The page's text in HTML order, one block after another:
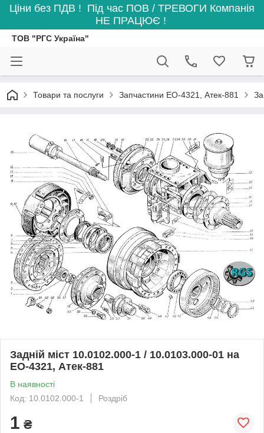
Ціни без ПДВ ! Під час ПОВ / ТРЕВОГИ Компанія
НЕ ПРАЦЮЄ !
ТОВ "РГС Україна"
Товари та послуги Запчастини ЕО-4321, Атек-881
Задній міст 10.0102.000-1 / 10.0103.000-01 на
ЕО-4321, Атек-881
В наявності
Код: 10.0102.000-1
Роздріб
1 ₴